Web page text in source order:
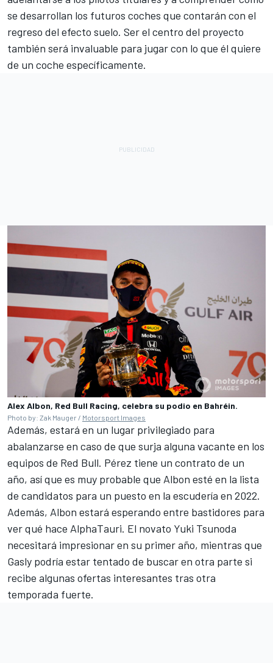
se desarrollan los futuros coches que contarán con el
regreso del efecto suelo. Ser el centro del proyecto
también será invaluable para jugar con lo que él quiere
de un coche específicamente.
Alex Albon, Red Bull Racing, celebra su podio en Bahréin.
Photo by: Zak Mauger / Motorsport Images
Además, estará en un lugar privilegiado para
abalanzarse en caso de que surja alguna vacante en los
equipos de Red Bull. Pérez tiene un contrato de un
año, así que es muy probable que Albon esté en la lista
de candidatos para un puesto en la escudería en 2022.
Además, Albon estará esperando entre bastidores para
ver qué hace AlphaTauri. El novato Yuki Tsunoda
necesitará impresionar en su primer año, mientras que
Gasly podría estar tentado de buscar en otra parte si
recibe algunas ofertas interesantes tras otra
temporada fuerte.